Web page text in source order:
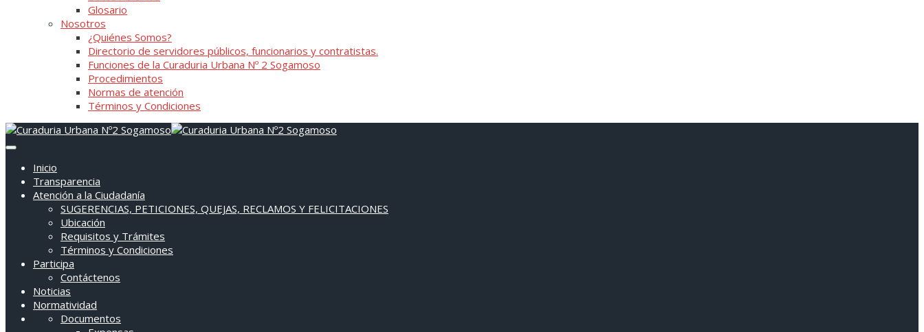
Glosario
Nosotros
¿Quiénes Somos?
Directorio de servidores públicos, funcionarios y contratistas.
Funciones de la Curaduria Urbana Nº 2 Sogamoso
Procedimientos
Normas de atención
Términos y Condiciones
Inicio
Transparencia
Atención a la Ciudadanía
SUGERENCIAS, PETICIONES, QUEJAS, RECLAMOS Y FELICITACIONES
Ubicación
Requisitos y Trámites
Términos y Condiciones
Participa
Contáctenos
Noticias
Normatividad
Documentos